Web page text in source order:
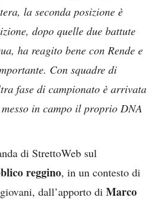
la seconda posizione è
dopo quelle due battute
ha reagito bene con Rende e
Con squadre di
fase di campionato è arrivata
in campo il proprio DNA
di StrettoWeb sul
reggino, in un contesto di
dall’apporto di Marco